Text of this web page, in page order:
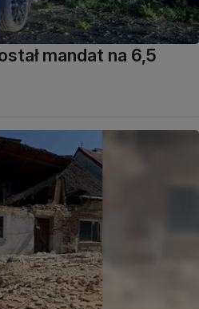
mandat na 6,5